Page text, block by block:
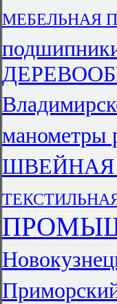
МЕБЕЛЬНАЯ
манометры
ШВЕЙНАЯ